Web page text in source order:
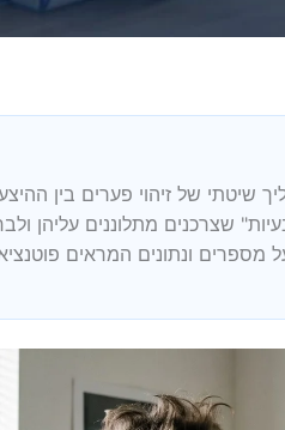
של זיהוי פערים בין ההיצע
שצרכנים מתלוננים עליהן
ונתונים המראים